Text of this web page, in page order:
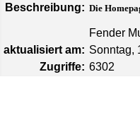
Beschreibung: Die
Fender
aktualisiert am: Sonntag,
Zugriffe: 6302